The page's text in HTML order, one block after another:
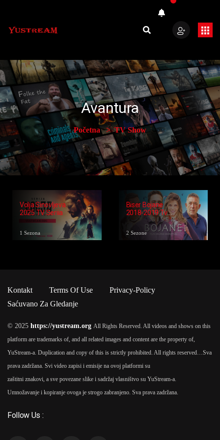
Avantura
Početna TV Show
Volja Sinovljeva
2025 TV Serija
1 Sezona
Biser Bojane
2018-2019 Tv
2 Sezone
Kontakt Terms Of Use
Privacy-Policy
Saćuvano Za Gledanje
© 2025 https://yustream.org All Rights Reserved. All videos and shows on this
platform are trademarks of, and all related images and content are the property of,
YuStream-a. Duplication and copy of this is strictly prohibited. All rights reserved…Sva
prava zadržana. Svi video zapisi i emisije na ovoj platformi su
zaštitni znakovi, a sve povezane slike i sadržaj vlasništvo su YuStream-a.
Umnožavanje i kopiranje ovoga je strogo zabranjeno. Sva prava zadržana.
Follow Us :